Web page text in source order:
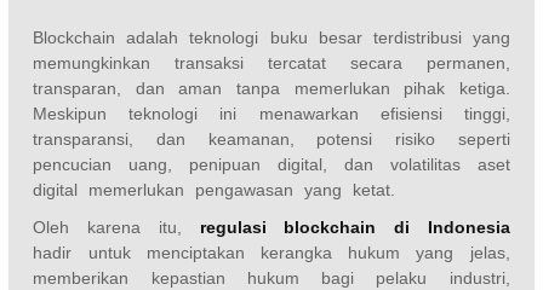
Blockchain adalah teknologi buku besar terdistribusi yang
memungkinkan transaksi tercatat secara permanen,
transparan, dan aman tanpa memerlukan pihak ketiga.
Meskipun teknologi ini menawarkan efisiensi tinggi,
transparansi, dan keamanan, potensi risiko seperti
pencucian uang, penipuan digital, dan volatilitas aset
digital memerlukan pengawasan yang ketat.
Oleh karena itu, regulasi blockchain di Indonesia
hadir untuk menciptakan kerangka hukum yang jelas,
memberikan kepastian hukum bagi pelaku industri,